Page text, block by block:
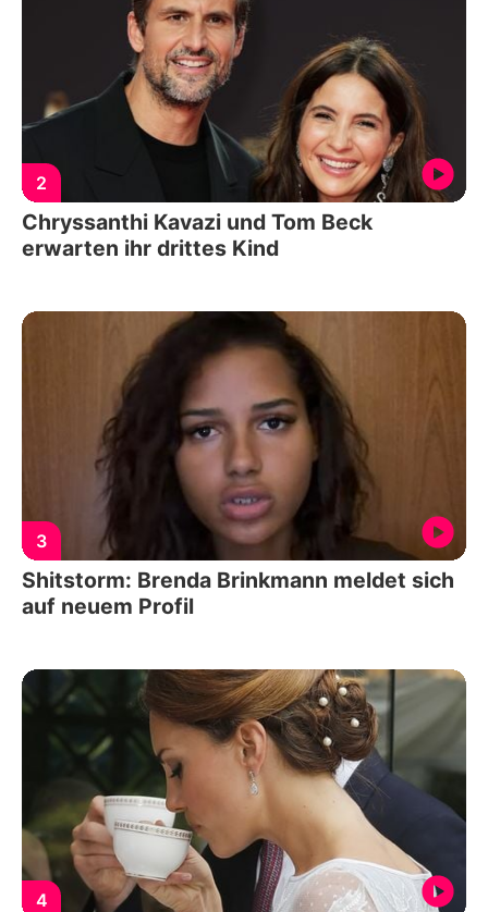
2
Chryssanthi Kavazi und Tom Beck
erwarten ihr drittes Kind
3
Shitstorm: Brenda Brinkmann meldet sich
auf neuem Profil
4